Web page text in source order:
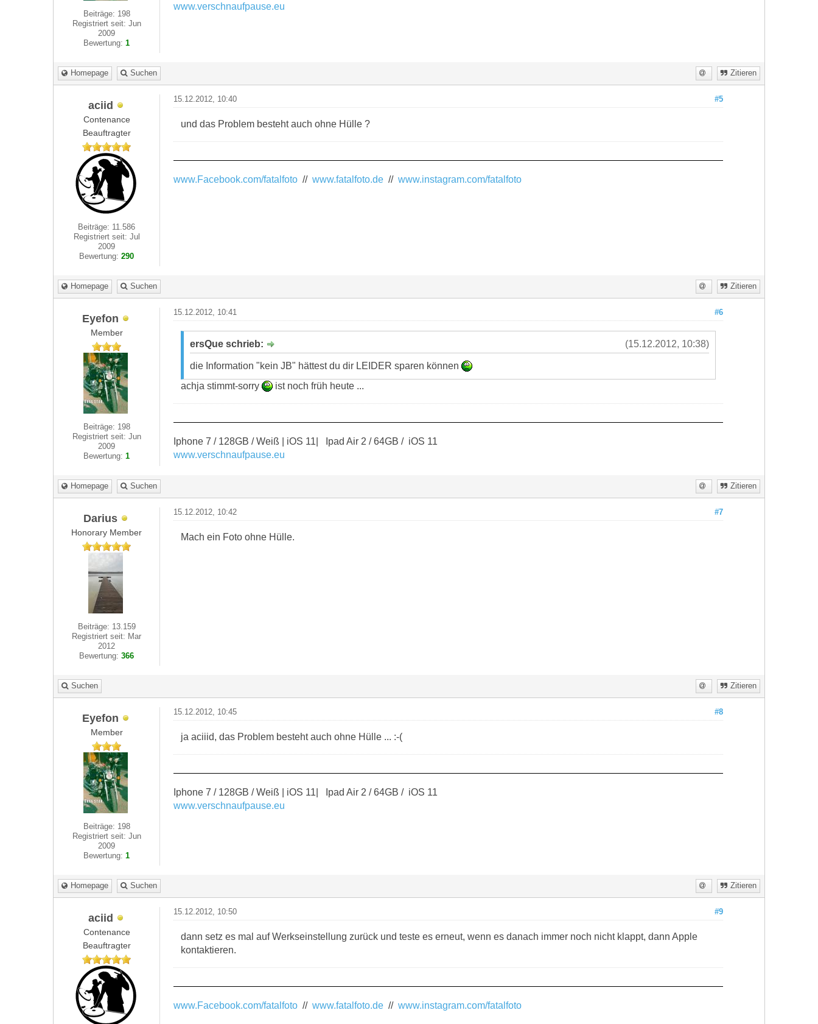
Beiträge: 198
Registriert seit: Jun
2009
Bewertung:1
www.verschnaufpause.eu
Homepage Suchen Zitieren
aciid
Contenance
Beauftragter
Beiträge: 11.586
Registriert seit: Jul
2009
Bewertung:290
#5
15.12.2012, 10:40
und das Problem besteht auch ohne Hülle ?
www.Facebook.com/fatalfoto// www.fatalfoto.de// www.instagram.com/fatalfoto
Homepage Suchen Zitieren
Eyefon
Member
Beiträge: 198
Registriert seit: Jun
2009
Bewertung:1
#6
15.12.2012, 10:41
(15.12.2012, 10:38)
ersQue schrieb:
die Information "kein JB" hättest du dir LEIDER sparen können
achja stimmt-sorry
ist noch früh heute ...
Iphone 7 / 128GB / Weiß | iOS 11| Ipad Air 2 / 64GB / iOS 11
www.verschnaufpause.eu
Homepage Suchen Zitieren
Darius
Honorary Member
Beiträge: 13.159
Registriert seit: Mar
2012
Bewertung:366
#7
15.12.2012, 10:42
Mach ein Foto ohne Hülle.
Suchen Zitieren
Eyefon
Member
Beiträge: 198
Registriert seit: Jun
2009
Bewertung:1
#8
15.12.2012, 10:45
ja aciiid, das Problem besteht auch ohne Hülle ... :-(
Iphone 7 / 128GB / Weiß | iOS 11| Ipad Air 2 / 64GB / iOS 11
www.verschnaufpause.eu
Homepage Suchen Zitieren
aciid
Contenance
Beauftragter
#9
15.12.2012, 10:50
dann setz es mal auf Werkseinstellung zurück und teste es erneut, wenn es danach immer noch nicht klappt, dann Apple
kontaktieren.
www.Facebook.com/fatalfoto// www.fatalfoto.de// www.instagram.com/fatalfoto